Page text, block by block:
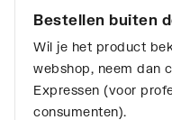
Bestellen buiten
Wil je het product
webshop, neem dan
Expressen (voor
consumenten).